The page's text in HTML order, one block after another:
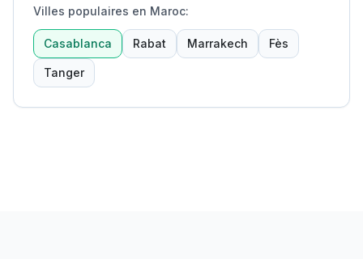
Villes populaires en Maroc:
Casablanca Rabat Marrakech Fès
Tanger